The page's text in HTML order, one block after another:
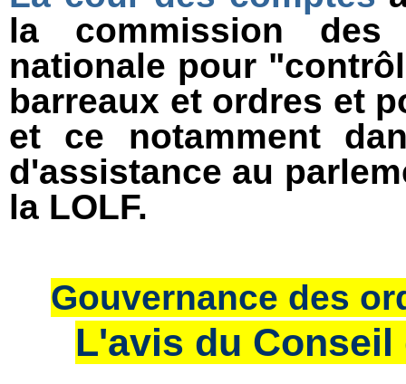
la commission des
nationale pour
barreaux et ordres et
et ce notamment
d'assistance au
la LOLF.
Gouvernance des
L'avis du Conseil